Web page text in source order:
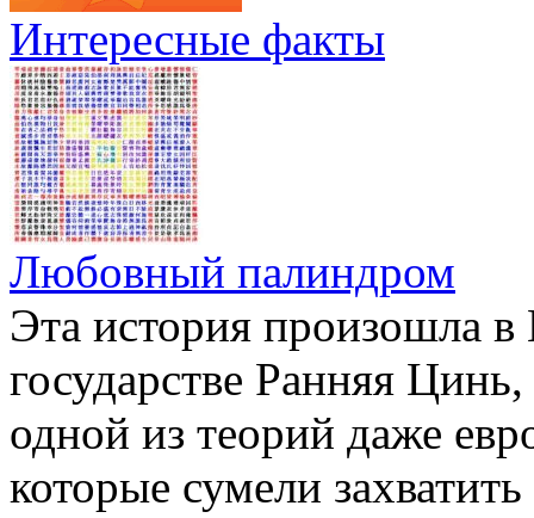
Интересные факты
Любовный палиндром
Эта история произошла в
государстве Ранняя
одной из теорий даже
которые сумели